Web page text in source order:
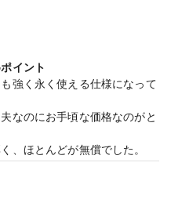
時～13時までのご来店でさらに
イント
強く永く使える仕様になって
なのにお手頃な価格なのがと
、ほとんどが無償でした。
お手頃でした。
カットが入っていたので、石
、とても素敵でした。石も5